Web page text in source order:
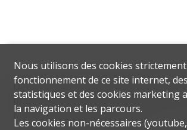
Damaqc Hills è facilmente
principali reti stradali, tra cui Emirates
Mohammed Bin Zayed Road.
Nous utilisons des cookies
fonctionnement de ce site internet,
statistiques et des cookies marketing
la navigation et les parcours.
Les cookies non-nécessaires